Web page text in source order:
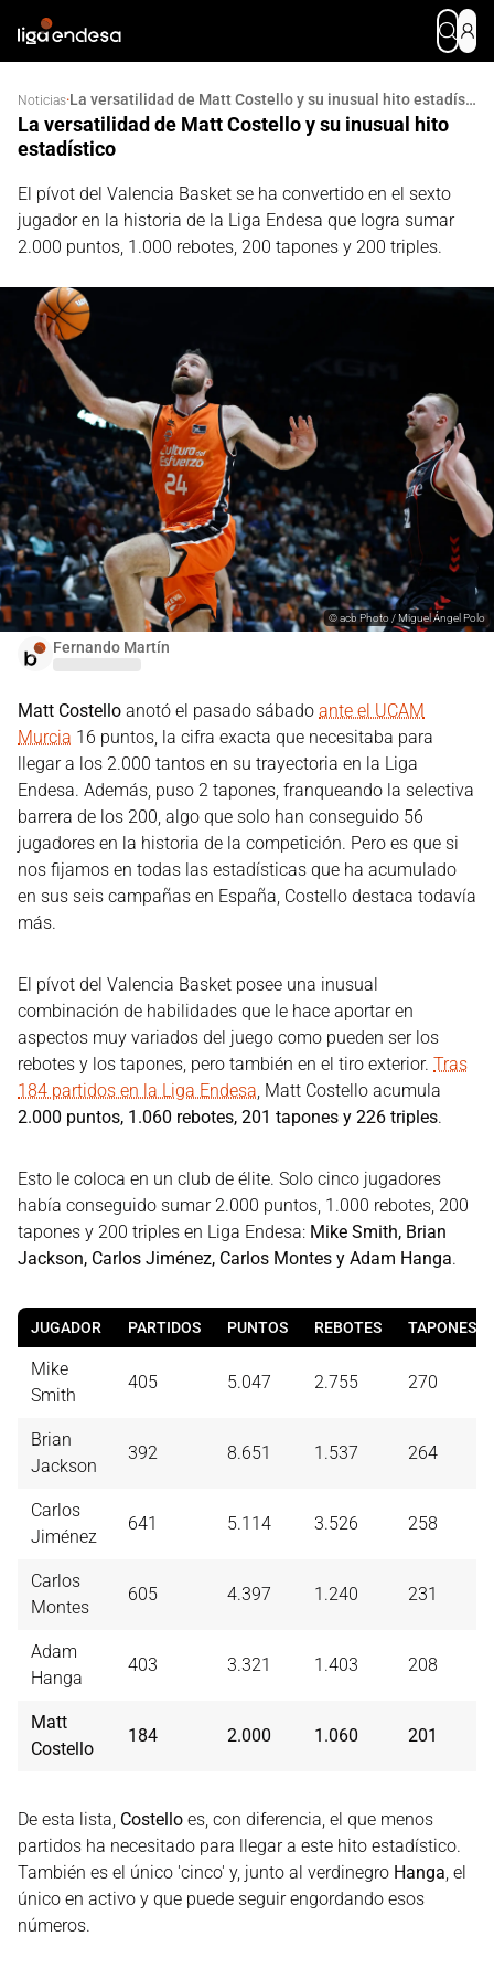
Noticias· La versatilidad de Matt Costello y su inusual hito estadístico
La versatilidad de Matt Costello y su inusual hito
estadístico
El pívot del Valencia Basket se ha convertido en el sexto
jugador en la historia de la Liga Endesa que logra sumar
2.000 puntos, 1.000 rebotes, 200 tapones y 200 triples.
Fernando Martín
©acb Photo / Miguel Ángel Polo
Matt Costello anotó el pasado sábado ante el UCAM
Murcia 16 puntos, la cifra exacta que necesitaba para
llegar a los 2.000 tantos en su trayectoria en la Liga
Endesa. Además, puso 2 tapones, franqueando la selectiva
barrera de los 200, algo que solo han conseguido 56
jugadores en la historia de la competición. Pero es que si
nos fijamos en todas las estadísticas que ha acumulado
en sus seis campañas en España, Costello destaca todavía
más.
El pívot del Valencia Basket posee una inusual
combinación de habilidades que le hace aportar en
aspectos muy variados del juego como pueden ser los
rebotes y los tapones, pero también en el tiro exterior. Tras
184 partidos en la Liga Endesa, Matt Costello acumula
2.000 puntos, 1.060 rebotes, 201 tapones y 226 triples.
Esto le coloca en un club de élite. Solo cinco jugadores
había conseguido sumar 2.000 puntos, 1.000 rebotes, 200
tapones y 200 triples en Liga Endesa: Mike Smith, Brian
Jackson, Carlos Jiménez, Carlos Montes y Adam Hanga.
JUGADOR PARTIDOS PUNTOS REBOTES TAPONES
Mike
Smith
405 5.047 2.755 270
Brian
Jackson
392 8.651 1.537 264
Carlos
Jiménez
641 5.114 3.526 258
Carlos
Montes
605 4.397 1.240 231
Adam
Hanga
403 3.321 1.403 208
Matt
Costello
184 2.000 1.060 201
De esta lista, Costello es, con diferencia, el que menos
partidos ha necesitado para llegar a este hito estadístico.
También es el único 'cinco' y, junto al verdinegro Hanga, el
único en activo y que puede seguir engordando esos
números.